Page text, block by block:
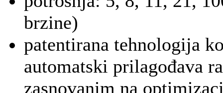
brzine)
patentirana tehnologija
automatski prilagođava
zasnovanim na